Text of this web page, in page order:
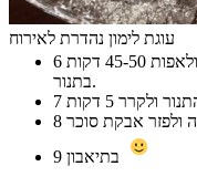
עוגת לימון נהדרת לאירוח
6
בתנור.
7
8
9